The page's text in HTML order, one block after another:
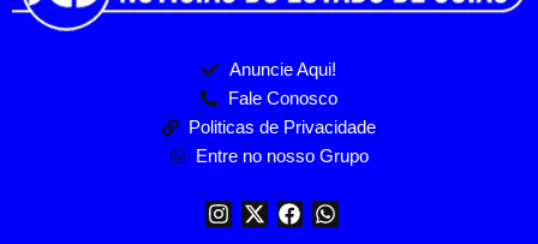
Anuncie Aqui!
Fale Conosco
Politicas de Privacidade
Entre no nosso Grupo